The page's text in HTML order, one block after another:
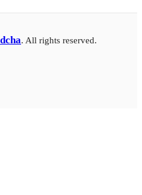
. All rights reserved.